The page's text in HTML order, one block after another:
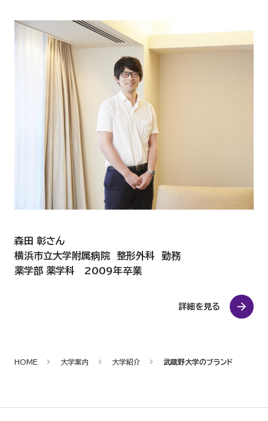
森田 彰さん
横浜市立大学附属病院 整形外科 勤務
薬学部 薬学科 2009年卒業
詳細を見る
HOME 大学案内 大学紹介 武蔵野大学のブランド